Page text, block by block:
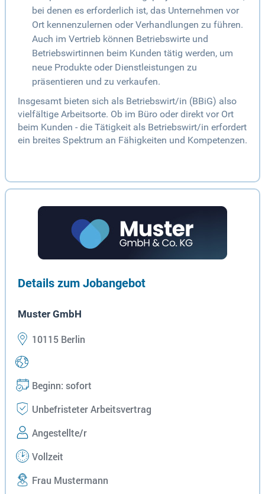
bei denen es erforderlich ist, das Unternehmen vor
Ort kennenzulernen oder Verhandlungen zu führen.
Auch im Vertrieb können Betriebswirte und
Betriebswirtinnen beim Kunden tätig werden, um
neue Produkte oder Dienstleistungen zu
präsentieren und zu verkaufen.
Insgesamt bieten sich als Betriebswirt/in (BBiG) also
vielfältige Arbeitsorte. Ob im Büro oder direkt vor Ort
beim Kunden - die Tätigkeit als Betriebswirt/in erfordert
ein breites Spektrum an Fähigkeiten und Kompetenzen.
Details zum Jobangebot
Muster GmbH
10115 Berlin
Beginn: sofort
Unbefristeter Arbeitsvertrag
Angestellte/r
Vollzeit
Frau Mustermann